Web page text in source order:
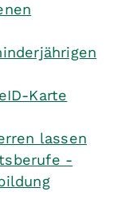
Karte
lassen
-